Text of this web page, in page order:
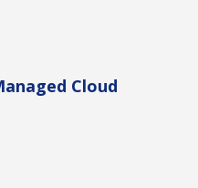
Cloud